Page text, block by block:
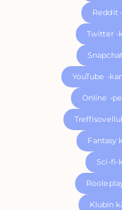
Reddit
Twitter -
YouTube -
Online -
Fantasy
Sci-fi-
Klubin